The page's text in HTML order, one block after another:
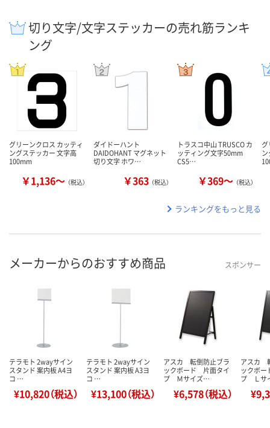
切り文字/文字ステッカーの売れ筋ランキ
ング
グリーンクロス カッティ
ングステッカー 文字高
100mm
￥1,136～ （税込）
ダイドーハント
DAIDOHANT マグネット
切り文字 ホワ…
￥363 （税込）
トラスコ中山 TRUSCO カ
ッティング文字50mm
CS5…
￥369～ （税込）
ランキングをもっと見る
メーカーからのおすすめ商品 スポンサー
テラモト 2wayサイン
スタンド 案内板 A4ヨ
コ …
¥10,820（税込）
テラモト 2wayサイン
スタンド 案内板 A3ヨ
コ …
¥13,100（税込）
アスカ 転倒防止ブラ
ックボード 片面タイ
プ Ｍサイズ…
¥6,578（税込）
アスカ
ックボ
プ Ｌサ